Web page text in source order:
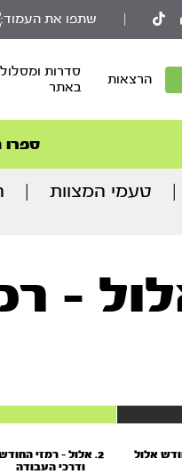
שתפו את העמוד:
הרצאות
סדרות
באתר
ספרו
| טעמי המצוות |
2. אלול – רמזי
ודרכי העבודה